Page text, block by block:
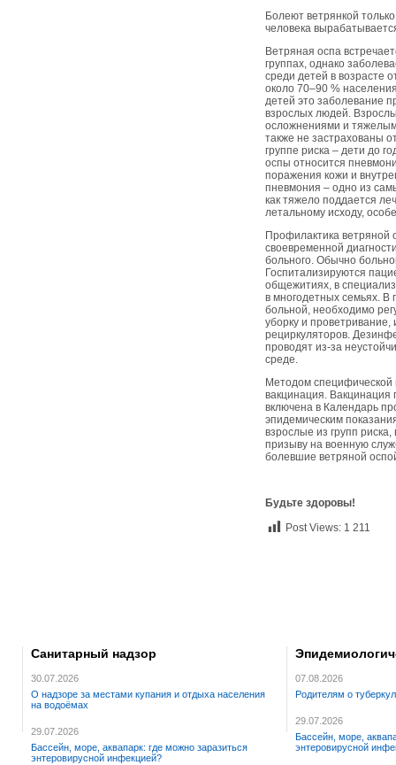
Болеют ветрянкой
человека
Ветряная оспа
группах, однако
среди детей в возрасте
около 70–90 %
детей это заболевание
взрослых людей.
осложнениями и
также не застрахованы
группе риска – дети до
оспы относится
поражения кожи и
пневмония – одно из
как тяжело поддается
летальному исходу,
Профилактика ветряной
своевременной
больного. Обычно
Госпитализируются
общежитиях, в
в многодетных семьях. В
больной, необходимо
уборку и проветривание,
рециркуляторов.
проводят из-за
среде.
Методом специфической
вакцинация. Вакцинация
включена в Календарь
эпидемическим
взрослые из групп
призыву на военную
болевшие ветряной
Будьте здоровы!
Post Views: 1 211
Санитарный надзор
30.07.2026
О надзоре за местами купания и отдыха населения
на водоёмах
29.07.2026
Бассейн, море, аквапарк: где можно заразиться
энтеровирусной инфекцией?
07.08.2026
Родителям о
29.07.2026
Бассейн, море,
энтеровирусной